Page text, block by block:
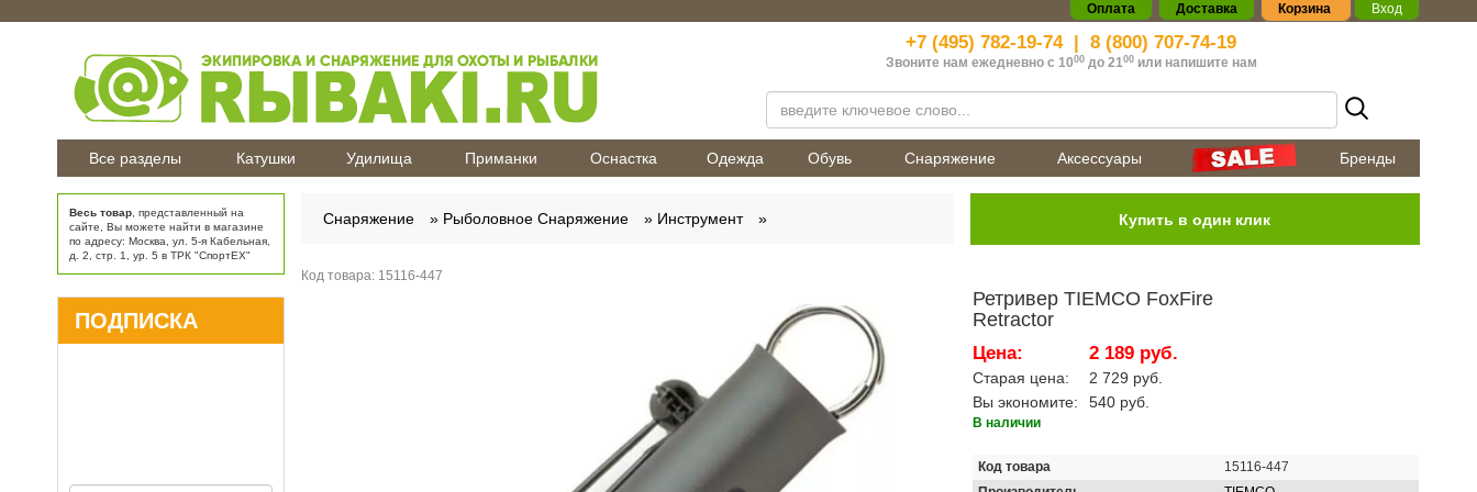
Оплата Доставка Корзина Вход
+7 (495) 782-19-74| 8 (800) 707-74-19
Звоните нам ежедневно с 1000до 2100 или напишите нам
Все разделы Катушки Удилища Приманки Оснастка Одежда Обувь Снаряжение Аксессуары Бренды
Снаряжение Рыболовное Снаряжение Инструмент
Код товара: 15116-447
Ретривер TIEMCO FoxFire
Retractor
Цена: 2 189 руб.
Старая цена:
2 729 руб.
Вы экономите:
540 руб.
В наличии
Код товара
15116-447
Весь товар , представленный на
сайте, Вы можете найти в магазине
по адресу: Москва, ул. 5-я Кабельная,
д. 2, стр. 1, ур. 5 в ТРК "СпортЕХ"
ПОДПИСКА